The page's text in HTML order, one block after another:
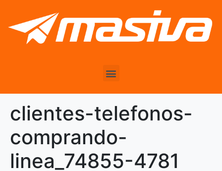
clientes-telefonos-
comprando-
linea_74855-4781